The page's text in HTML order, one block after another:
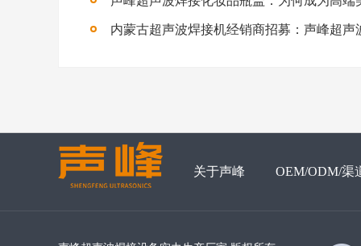
关于声峰 OEM/ODM/渠